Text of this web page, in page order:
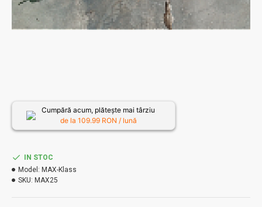
IN STOC
Model: MAX-Klass
SKU: MAX25
Cumpără acum, plătește mai târziu
de la 109.99RON / lună